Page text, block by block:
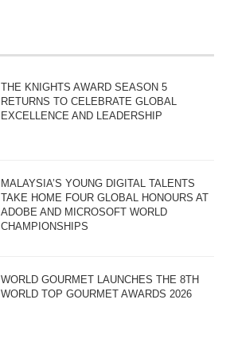
THE KNIGHTS AWARD SEASON 5
RETURNS TO CELEBRATE GLOBAL
EXCELLENCE AND LEADERSHIP
MALAYSIA’S YOUNG DIGITAL TALENTS
TAKE HOME FOUR GLOBAL HONOURS AT
ADOBE AND MICROSOFT WORLD
CHAMPIONSHIPS
WORLD GOURMET LAUNCHES THE 8TH
WORLD TOP GOURMET AWARDS 2026